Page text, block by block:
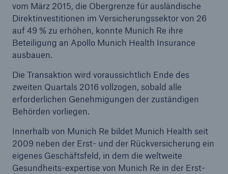
vom März 2015, die Obergrenze für ausländische
Direktinvestitionen im Versicherungssektor von 26
auf 49 % zu erhöhen, konnte Munich Re ihre
Beteiligung an Apollo Munich Health Insurance
ausbauen.
Die Transaktion wird voraussichtlich Ende des
zweiten Quartals 2016 vollzogen, sobald alle
erforderlichen Genehmigungen der zuständigen
Behörden vorliegen.
Innerhalb von Munich Re bildet Munich Health seit
2009 neben der Erst- und der Rückversicherung ein
eigenes Geschäftsfeld, in dem die weltweite
Gesundheits-expertise von Munich Re in der Erst-
Fakten
CLARA reduziert die Wartezeit bis zur
Leistungsentscheidung in der BU-
Versicherung bis zu